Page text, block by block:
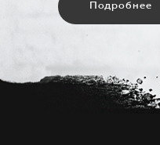
Подробнее